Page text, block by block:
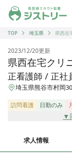
ジストリー 看護
TOP
埼玉県 県西在
2023/12/20更新
県西在宅クリ
正看護師 / 正社
埼玉県熊谷市村岡
訪問看護 日勤のみ
▼
求人情報